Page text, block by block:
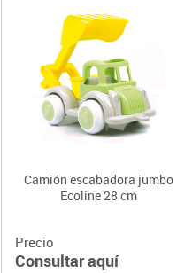
Camión escabadora jumbo
Ecoline 28 cm
Precio
Consultar aquí